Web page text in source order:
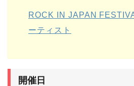
ROCK IN JAPAN
ーティスト
開催日